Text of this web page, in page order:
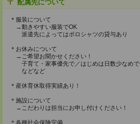
配属先について
＊服装について
→動きやすい服装でOK
派遣先によってはポロシャツの貸与あり
＊お休みについて
→ご希望お聞かせください！
子育て・家事優先で／はじめは日数少なめで
などなど
＊産休育休取得実績あり！
＊施設について
→こだわりは担当にお申し付けください！
＊各種社会保険完備